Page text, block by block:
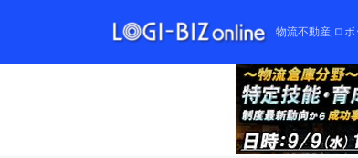
物流不動産,ロ